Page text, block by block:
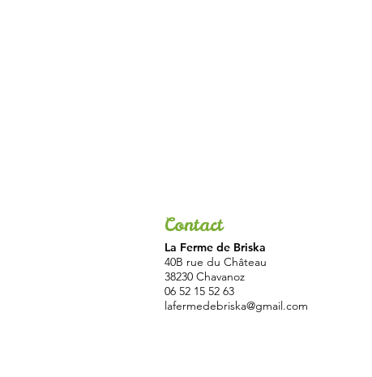
Contact
La Ferme de Briska
40B rue du Château
38230 Chavanoz
06 52 15 52 63
lafermedebriska@gmail.com